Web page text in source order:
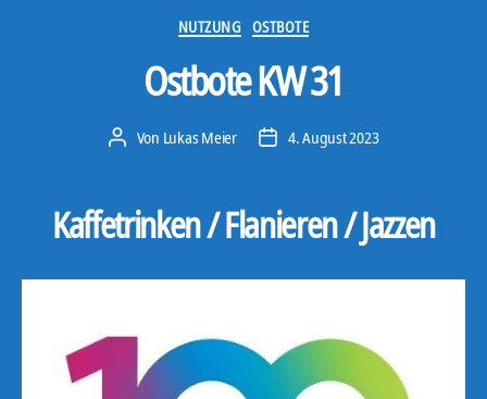
Kategorien
NUTZUNG OSTBOTE
Ostbote KW 31
Beitragsautor
Von Lukas Meier Veröffentlichungsdatum
4. August 2023
Kaffetrinken / Flanieren / Jazzen